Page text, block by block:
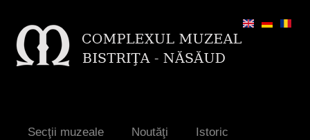
Secţii muzeale Noutăţi
Istoric